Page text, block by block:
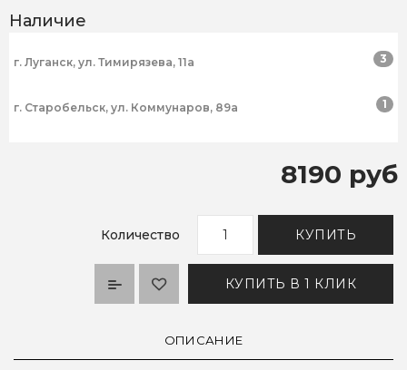
Наличие
г. Луганск, ул. Тимирязева, 11а 3
г. Старобельск, ул. Коммунаров, 89а 1
8190 руб
Количество КУПИТЬ
КУПИТЬ В 1 КЛИК
ОПИСАНИЕ